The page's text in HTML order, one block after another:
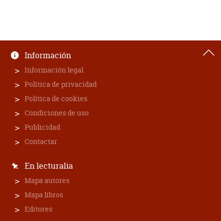
Información
Información legal
Política de privacidad
Política de cookies
Condiciones de uso
Publicidad
Contactar
En lecturalia
Mapa autores
Mapa libros
Editores